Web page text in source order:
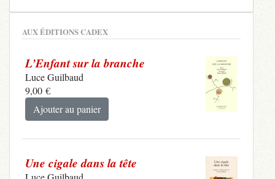
AUX ÉDITIONS CADEX
L’Enfant sur la branche
Luce Guilbaud
9,00 €
Ajouter au panier
Une cigale dans la tête